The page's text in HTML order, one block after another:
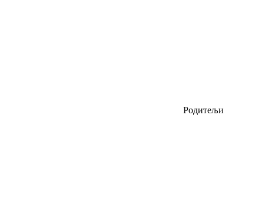
Родитељи